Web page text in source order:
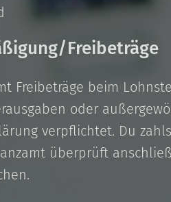
Freibeträge
Freibeträge beim
oder
verpflichtet. Du
überprüft